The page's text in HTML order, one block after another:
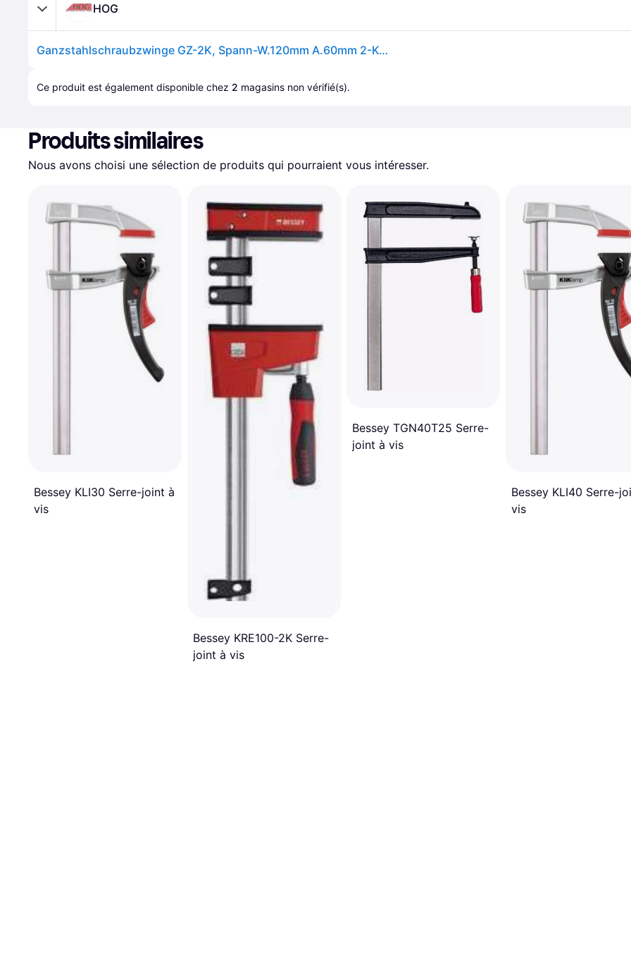
HOG
Ganzstahlschraubzwinge GZ-2K, Spann-W.120mm A.60mm 2-K-Griff BESSEY
Ce produit est également disponible chez 2 magasins non vérifié(s).
Produits similaires
Nous avons choisi une sélection de produits qui pourraient vous intéresser.
Bessey KLI30 Serre-joint à
vis
Bessey KRE100-2K Serre-
joint à vis
Bessey TGN40T25 Serre-
joint à vis
Bessey KLI40 Serre-
vis